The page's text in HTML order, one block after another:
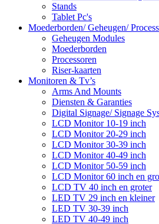
Stands
Tablet Pc's
Moederborden/ Geheugen/
Geheugen Modules
Moederborden
Processoren
Riser-kaarten
Monitoren & Tv’s
Arms And Mounts
Diensten & Garanties
Digital Signage/ Signage
LCD Monitor 10-19 inch
LCD Monitor 20-29 inch
LCD Monitor 30-39 inch
LCD Monitor 40-49 inch
LCD Monitor 50-59 inch
LCD Monitor 60 inch en
LCD TV 40 inch en groter
LED TV 29 inch en kleiner
LED TV 30-39 inch
LED TV 40-49 inch